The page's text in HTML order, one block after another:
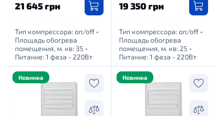
21 645 грн
Тип компрессора: оn/off •
Площадь обогрева
помещения, м. кв: 35 •
Питание: 1 фаза - 220Вт
19 350 грн
Тип компрессора: оn/off •
Площадь обогрева
помещения, м. кв: 25 •
Питание: 1 фаза - 220Вт
Новинка Новинка